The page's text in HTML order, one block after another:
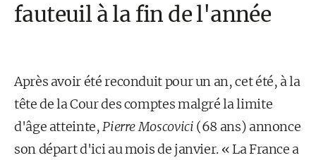
fauteuil à la fin de l'année
Après avoir été reconduit pour un an, cet été, à la
tête de la Cour des comptes malgré la limite
d'âge atteinte,Pierre Moscovici (68 ans) annonce
son départ d'ici au mois de janvier. « La France a